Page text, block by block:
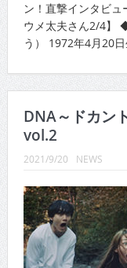
ン！直撃インタビ
ウメ太夫さん2/4】
う） 1972年4月20
DNA～ドカン
vol.2
2021/9/20 NEWS